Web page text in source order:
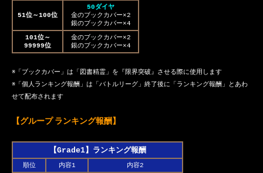
51位～100位
50ダイヤ
金のブックカバー×2
銀のブックカバー×4
101位～
99999位
金のブックカバー×2
銀のブックカバー×4
※「ブックカバー」は「図書精霊」を『限界突破』させる際に使用します
※「個人ランキング報酬」は「バトルリーグ」終了後に「ランキング報酬」とあわ
せて配布されます
【グループ ランキング報酬】
【Grade1】ランキング報酬
順位 内容1 内容2